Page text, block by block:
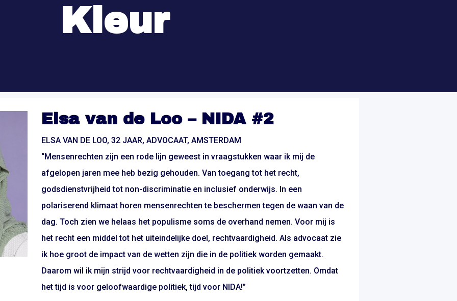
Kleur
Elsa van de Loo – NIDA #2
ELSA VAN DE LOO, 32 JAAR, ADVOCAAT, AMSTERDAM
“Mensenrechten zijn een rode lijn geweest in vraagstukken waar ik mij de
afgelopen jaren mee heb bezig gehouden. Van toegang tot het recht,
godsdienstvrijheid tot non-discriminatie en inclusief onderwijs. In een
polariserend klimaat horen mensenrechten te beschermen tegen de waan van de
dag. Toch zien we helaas het populisme soms de overhand nemen. Voor mij is
het recht een middel tot het uiteindelijke doel, rechtvaardigheid. Als advocaat zie
ik hoe groot de impact van de wetten zijn die in de politiek worden gemaakt.
Daarom wil ik mijn strijd voor rechtvaardigheid in de politiek voortzetten. Omdat
het tijd is voor geloofwaardige politiek, tijd voor NIDA!”